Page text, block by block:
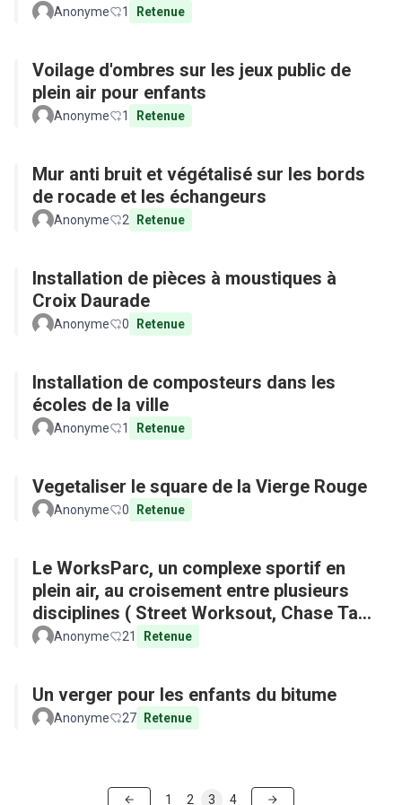
Anonyme 1 Retenue
Voilage d'ombres sur les jeux public de
plein air pour enfants
Anonyme 1 Retenue
Mur anti bruit et végétalisé sur les bords
de rocade et les échangeurs
Anonyme 2 Retenue
Installation de pièces à moustiques à
Croix Daurade
Anonyme 0 Retenue
Installation de composteurs dans les
écoles de la ville
Anonyme 1 Retenue
Vegetaliser le square de la Vierge Rouge
Anonyme 0 Retenue
Le WorksParc, un complexe sportif en
plein air, au croisement entre plusieurs
disciplines ( Street Worksout, Chase Tag,
Parkour)
Anonyme 21 Retenue
Un verger pour les enfants du bitume
Anonyme 27 Retenue
1 2 3 4